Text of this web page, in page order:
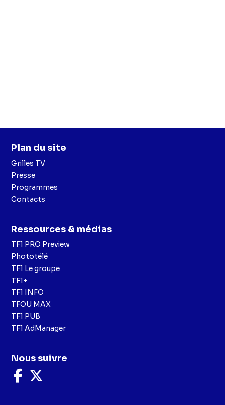
Plan du site
Grilles TV
Presse
Programmes
Contacts
Ressources & médias
TF1 PRO Preview
Phototélé
TF1 Le groupe
TF1+
TF1 INFO
TFOU MAX
TF1 PUB
TF1 AdManager
Nous suivre
Nous
suivre